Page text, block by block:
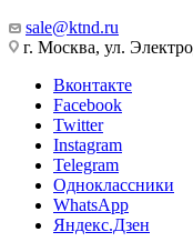
sale@ktnd.ru
г. Москва, ул.
Вконтакте
Facebook
Twitter
Instagram
Telegram
Одноклассники
WhatsApp
Яндекс.Дзен